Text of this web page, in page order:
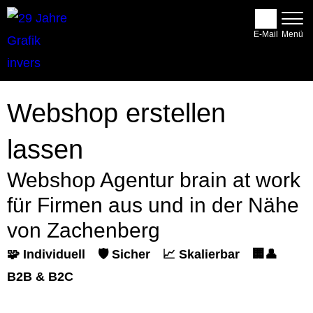
Webshop erstellen
lassen
Webshop Agentur brain at work
für Firmen aus und in der Nähe
von Zachenberg
🧩 Individuell 🛡️ Sicher 📈 Skalierbar
🏢👤
B2B & B2C